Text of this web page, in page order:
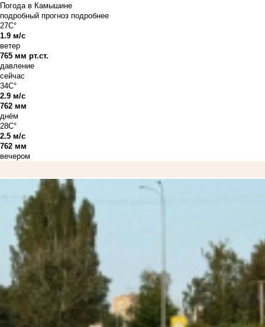
Погода в Камышине
подробный прогноз подробнее
27C°
1.9 м/с
ветер
765 мм рт.ст.
давление
сейчас
34C°
2.9 м/с
762 мм
днём
28C°
2.5 м/с
762 мм
вечером